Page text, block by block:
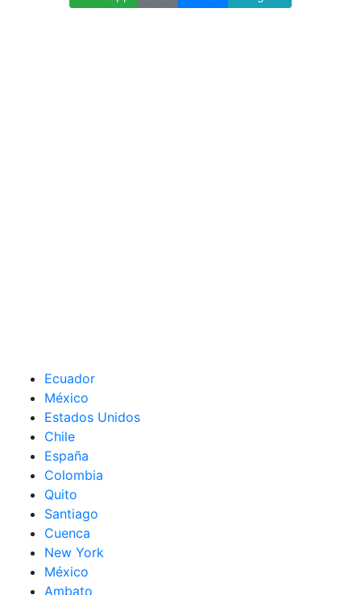
Ecuador
México
Estados Unidos
Chile
España
Colombia
Quito
Santiago
Cuenca
New York
México
Ambato